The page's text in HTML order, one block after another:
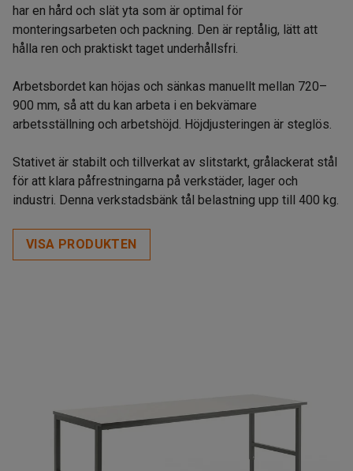
har en hård och slät yta som är optimal för
monteringsarbeten och packning. Den är reptålig, lätt att
hålla ren och praktiskt taget underhållsfri.
Arbetsbordet kan höjas och sänkas manuellt mellan 720–
900 mm, så att du kan arbeta i en bekvämare
arbetsställning och arbetshöjd. Höjdjusteringen är steglös.
Stativet är stabilt och tillverkat av slitstarkt, grålackerat stål
för att klara påfrestningarna på verkstäder, lager och
industri. Denna verkstadsbänk tål belastning upp till 400 kg.
VISA PRODUKTEN